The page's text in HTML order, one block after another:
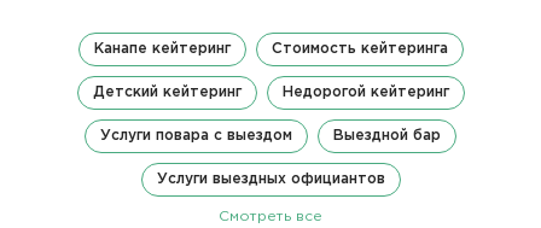
Канапе кейтеринг Стоимость кейтеринга
Детский кейтеринг Недорогой кейтеринг
Услуги повара с выездом Выездной бар
Услуги выездных официантов
Смотреть все